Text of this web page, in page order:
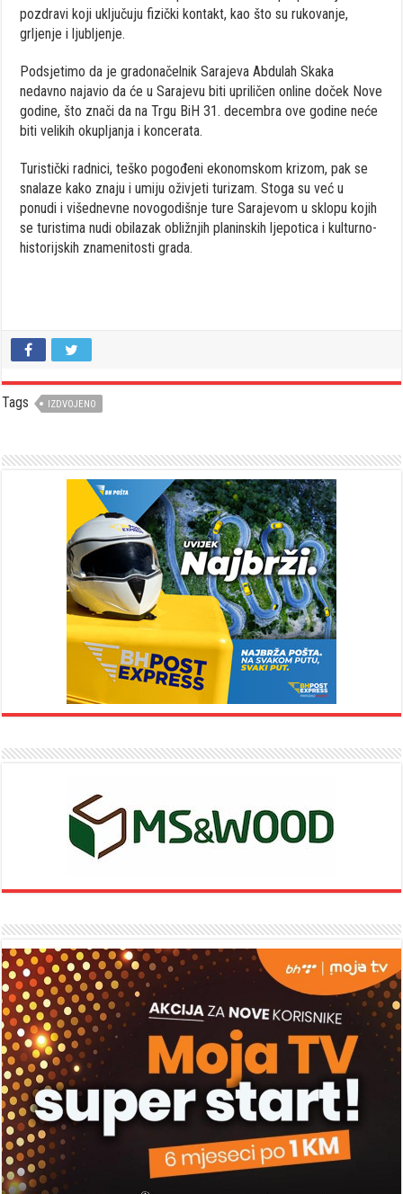
pozdravi koji uključuju fizički kontakt, kao što su rukovanje,
grljenje i ljubljenje.
Podsjetimo da je gradonačelnik Sarajeva Abdulah Skaka
nedavno najavio da će u Sarajevu biti upriličen online doček Nove
godine, što znači da na Trgu BiH 31. decembra ove godine neće
biti velikih okupljanja i koncerata.
Turistički radnici, teško pogođeni ekonomskom krizom, pak se
snalaze kako znaju i umiju oživjeti turizam. Stoga su već u
ponudi i višednevne novogodišnje ture Sarajevom u sklopu kojih
se turistima nudi obilazak obližnjih planinskih ljepotica i kulturno-
historijskih znamenitosti grada.
Tags IZDVOJENO